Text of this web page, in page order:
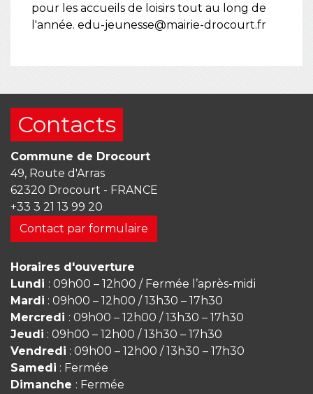
pour les accueils de loisirs tout au long de
l'année. edu-jeunesse@mairie-drocourt.fr
Contacts
Commune de Drocourt
49, Route d'Arras
62320 Drocourt - FRANCE
+33 3 21 13 99 20
Contact par formulaire
Horaires d'ouverture
Lundi : 09h00 – 12h00 / Fermée l’après-midi
Mardi : 09h00 – 12h00 / 13h30 – 17h30
Mercredi : 09h00 – 12h00 / 13h30 – 17h30
Jeudi : 09h00 – 12h00 / 13h30 – 17h30
Vendredi : 09h00 – 12h00 / 13h30 – 17h30
Samedi : Fermée
Dimanche : Fermée